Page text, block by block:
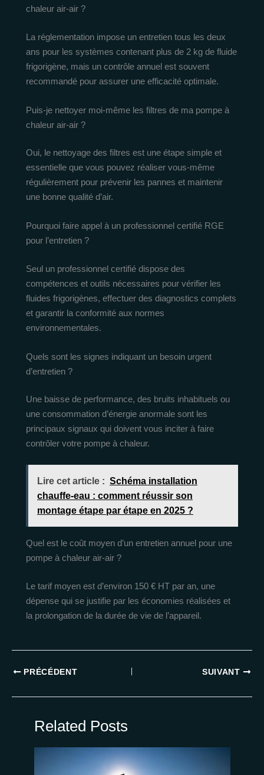
chaleur air-air ?
La réglementation impose un entretien tous les deux
ans pour les systèmes contenant plus de 2 kg de fluide
frigorigène, mais un contrôle annuel est souvent
recommandé pour assurer une efficacité optimale.
Puis-je nettoyer moi-même les filtres de ma pompe à
chaleur air-air ?
Oui, le nettoyage des filtres est une étape simple et
essentielle que vous pouvez réaliser vous-même
régulièrement pour prévenir les pannes et maintenir
une bonne qualité d’air.
Pourquoi faire appel à un professionnel certifié RGE
pour l’entretien ?
Seul un professionnel certifié dispose des
compétences et outils nécessaires pour vérifier les
fluides frigorigènes, effectuer des diagnostics complets
et garantir la conformité aux normes
environnementales.
Quels sont les signes indiquant un besoin urgent
d’entretien ?
Une baisse de performance, des bruits inhabituels ou
une consommation d’énergie anormale sont les
principaux signaux qui doivent vous inciter à faire
contrôler votre pompe à chaleur.
Lire cet article : Schéma installation
chauffe-eau : comment réussir son
montage étape par étape en 2025 ?
Quel est le coût moyen d’un entretien annuel pour une
pompe à chaleur air-air ?
Le tarif moyen est d’environ 150 € HT par an, une
dépense qui se justifie par les économies réalisées et
la prolongation de la durée de vie de l’appareil.
PRÉCÉDENT SUIVANT
Related Posts